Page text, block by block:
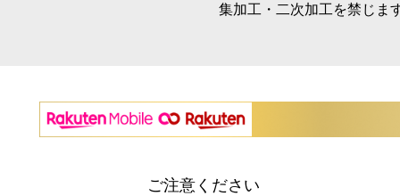
集加工・二次加工を禁じま
ご注意ください